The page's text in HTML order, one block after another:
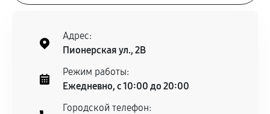
Адрес:
Пионерская ул., 2В
Режим работы:
Ежедневно, с 10:00 до 20:00
Городской телефон: